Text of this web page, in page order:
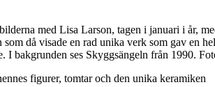
med Lisa Larson, tagen i januari i år,
då visade en rad unika verk som gav en
I bakgrunden ses Skyggsängeln från 1990.
figurer, tomtar och den unika keramiken